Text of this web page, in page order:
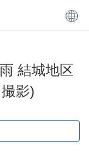
結城地区
影)